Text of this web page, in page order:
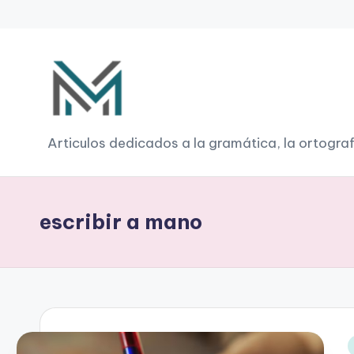
contenido
G
r
a
á
ti
Articulos dedicados a la gramática, la
escribir a mano